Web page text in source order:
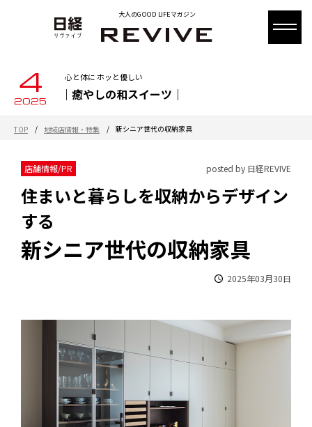
大人のGOOD LIFEマガジン
4
2025
心と体に ホッと優しい
｜癒やしの和スイーツ｜
TOP / 地域店情報・特集 / 新シニア世代の収納家具
店舗情報/PR posted by 日経REVIVE
住まいと暮らしを収納からデザイン
する
新シニア世代の収納家具
2025年03月30日